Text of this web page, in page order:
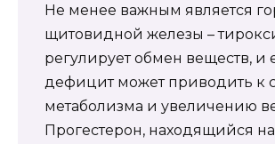
Не менее важным является
щитовидной железы –
регулирует обмен веществ, и
дефицит может приводить к
метаболизма и увеличению
Прогестерон, находящийся